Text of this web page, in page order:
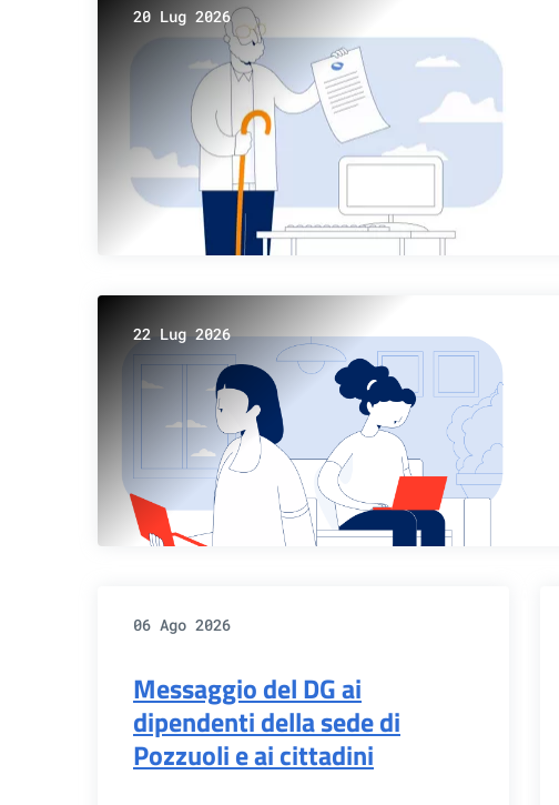
20 Lug 2026
22 Lug 2026
06 Ago 2026
Messaggio del DG ai
dipendenti della sede di
Pozzuoli e ai cittadini